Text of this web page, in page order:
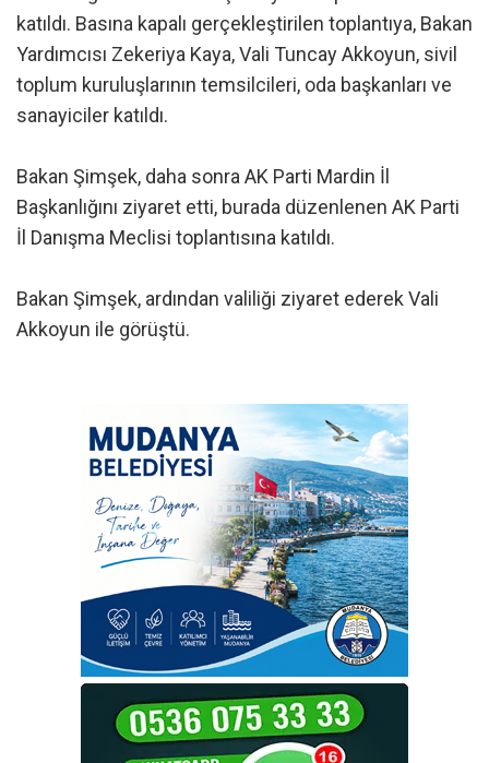
katıldı. Basına kapalı gerçekleştirilen toplantıya, Bakan
Yardımcısı Zekeriya Kaya, Vali Tuncay Akkoyun, sivil
toplum kuruluşlarının temsilcileri, oda başkanları ve
sanayiciler katıldı.
Bakan Şimşek, daha sonra AK Parti Mardin İl
Başkanlığını ziyaret etti, burada düzenlenen AK Parti
İl Danışma Meclisi toplantısına katıldı.
Bakan Şimşek, ardından valiliği ziyaret ederek Vali
Akkoyun ile görüştü.